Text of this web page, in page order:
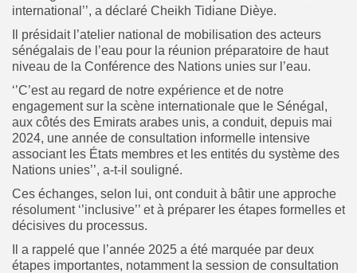
international’’, a déclaré Cheikh Tidiane Dièye.
Il présidait l’atelier national de mobilisation des acteurs
sénégalais de l’eau pour la réunion préparatoire de haut
niveau de la Conférence des Nations unies sur l’eau.
‘’C’est au regard de notre expérience et de notre
engagement sur la scène internationale que le Sénégal,
aux côtés des Emirats arabes unis, a conduit, depuis mai
2024, une année de consultation informelle intensive
associant les États membres et les entités du système des
Nations unies’’, a-t-il souligné.
Ces échanges, selon lui, ont conduit à bâtir une approche
résolument ‘’inclusive’’ et à préparer les étapes formelles et
décisives du processus.
Il a rappelé que l’année 2025 a été marquée par deux
étapes importantes, notamment la session de consultation